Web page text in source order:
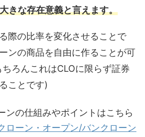
きな存在意義と言えます。
際の比率を変化させることで
ンの商品を自由に作ることが可
ろんこれはCLOに限らず証券
ことです)
ンの仕組みやポイントはこちら
ローン・オープン/バンクローン